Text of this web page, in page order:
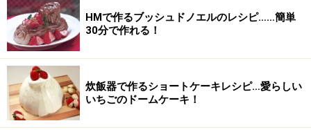
2
いちごの上にバナナをのせてはさむ
切ったいちごに、2cmに切ったバナナを挟めます。
HMで作るブッシュドノエルのレシピ……簡単
30分で作れる！
炊飯器で作るショートケーキレシピ…愛らしい
いちごのドームケーキ！